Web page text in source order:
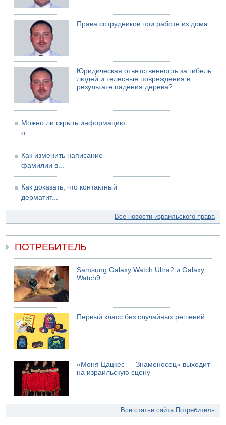
Права сотрудников при работе из дома
Юридическая ответственность за гибель
людей и телесные повреждения в
результате падения дерева?
Можно ли скрыть информацию
о...
Как изменить написание
фамилии в...
Как доказать, что контактный
дерматит...
Все новости израильского права
ПОТРЕБИТЕЛЬ
Samsung Galaxy Watch Ultra2 и Galaxy
Watch9
Первый класс без случайных решений
«Моня Цацкес — Знаменосец» выходит
на израильскую сцену
Все статьи сайта Потребитель